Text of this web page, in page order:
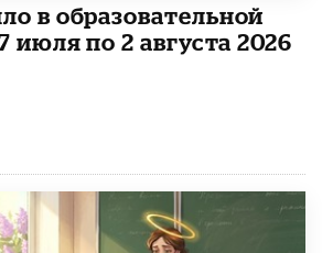
в образовательной
июля по 2 августа 2026